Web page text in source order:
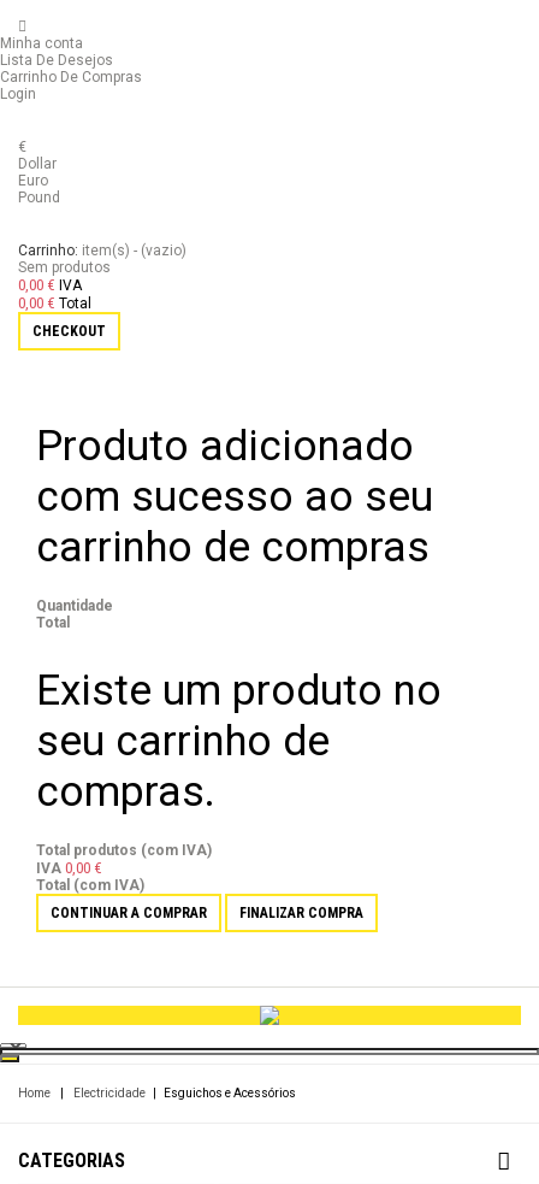
Minha conta
Lista De Desejos
Carrinho De Compras
Login
€
Dollar
Euro
Pound
Carrinho: item(s) - (vazio)
Sem produtos
0,00 € IVA
0,00 € Total
CHECKOUT
Produto adicionado
com sucesso ao seu
carrinho de compras
Quantidade
Total
Existe um produto no
seu carrinho de
compras.
Total produtos (com IVA)
IVA 0,00 €
Total (com IVA)
CONTINUAR A COMPRAR
FINALIZAR COMPRA
Home Electricidade Esguichos e Acessórios
CATEGORIAS